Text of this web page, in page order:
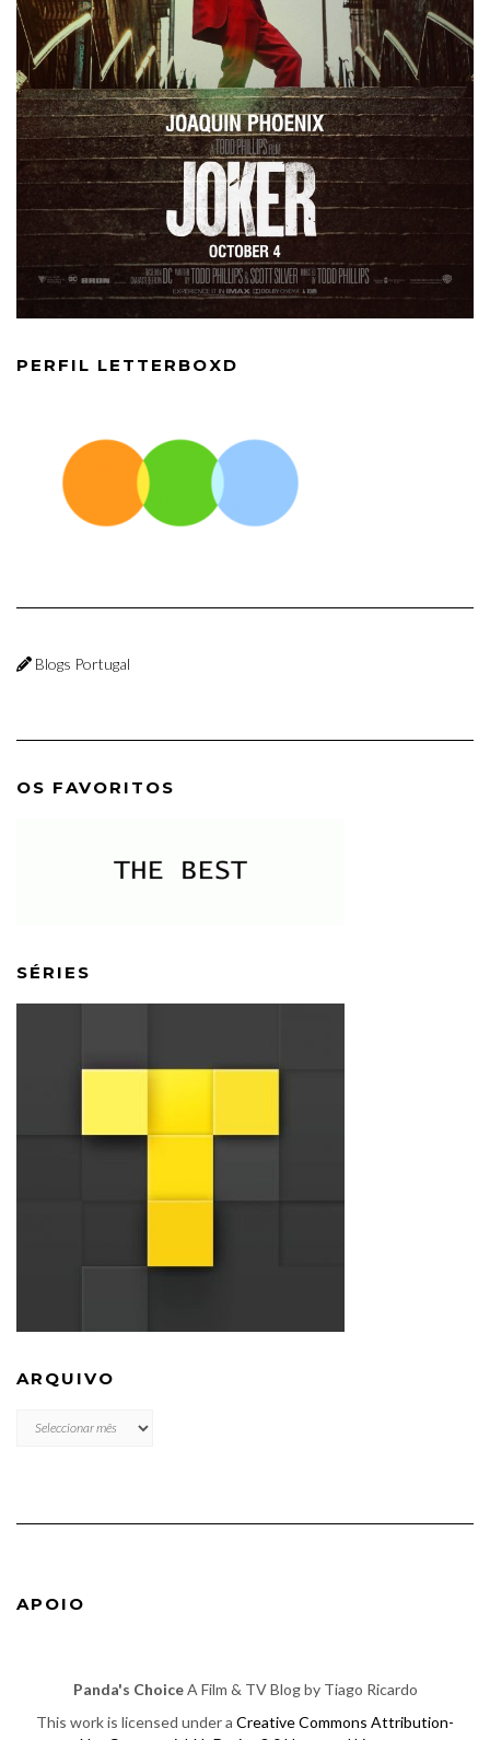
PERFIL LETTERBOXD
Blogs Portugal
OS FAVORITOS
SÉRIES
ARQUIVO
ARQUIVO
APOIO
Panda's ChoiceA Film & TV Blog by Tiago Ricardo
This work is licensed under a Creative Commons Attribution-